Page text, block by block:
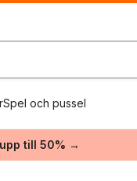
Spel och pussel
till 50% →